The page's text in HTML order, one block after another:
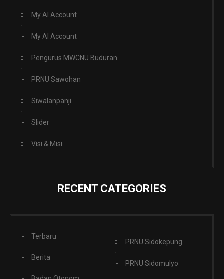
My AI Account
My AI Account
Pengurus MWCNU Buduran
PRNU Sawohan
Siwalanpanji
Slider
Visi & Misi
RECENT CATEGORIES
Terbaru
Berita
PRNU Sidokepung
PRNU Sidomulyo